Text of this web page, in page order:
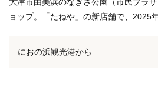
大津市由美浜のなぎさ公園（市民プラ
ョップ。「たねや」の新店舗で、2025
におの浜観光港から